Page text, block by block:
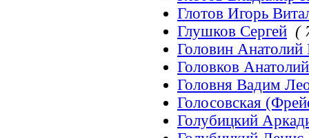
Глотов Игорь
Глушков Сергей (
Головин Анатолий
Головков
Головня Вадим
Голосовская
Голубицкий